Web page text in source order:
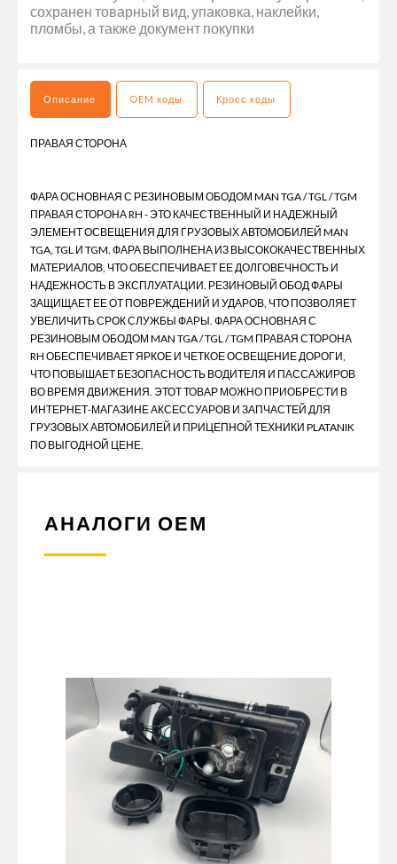
сохранен товарный вид, упаковка, наклейки,
пломбы, а также документ покупки
Описание OEM коды Кросс коды
ПРАВАЯ СТОРОНА
ФАРА ОСНОВНАЯ С РЕЗИНОВЫМ ОБОДОМ MAN TGA / TGL / TGM
ПРАВАЯ СТОРОНА RH - ЭТО КАЧЕСТВЕННЫЙ И НАДЕЖНЫЙ
ЭЛЕМЕНТ ОСВЕЩЕНИЯ ДЛЯ ГРУЗОВЫХ АВТОМОБИЛЕЙ MAN
TGA, TGL И TGM. ФАРА ВЫПОЛНЕНА ИЗ ВЫСОКОКАЧЕСТВЕННЫХ
МАТЕРИАЛОВ, ЧТО ОБЕСПЕЧИВАЕТ ЕЕ ДОЛГОВЕЧНОСТЬ И
НАДЕЖНОСТЬ В ЭКСПЛУАТАЦИИ. РЕЗИНОВЫЙ ОБОД ФАРЫ
ЗАЩИЩАЕТ ЕЕ ОТ ПОВРЕЖДЕНИЙ И УДАРОВ, ЧТО ПОЗВОЛЯЕТ
УВЕЛИЧИТЬ СРОК СЛУЖБЫ ФАРЫ. ФАРА ОСНОВНАЯ С
РЕЗИНОВЫМ ОБОДОМ MAN TGA / TGL / TGM ПРАВАЯ СТОРОНА
RH ОБЕСПЕЧИВАЕТ ЯРКОЕ И ЧЕТКОЕ ОСВЕЩЕНИЕ ДОРОГИ,
ЧТО ПОВЫШАЕТ БЕЗОПАСНОСТЬ ВОДИТЕЛЯ И ПАССАЖИРОВ
ВО ВРЕМЯ ДВИЖЕНИЯ. ЭТОТ ТОВАР МОЖНО ПРИОБРЕСТИ В
ИНТЕРНЕТ-МАГАЗИНЕ АКСЕССУАРОВ И ЗАПЧАСТЕЙ ДЛЯ
ГРУЗОВЫХ АВТОМОБИЛЕЙ И ПРИЦЕПНОЙ ТЕХНИКИ PLATANIK
ПО ВЫГОДНОЙ ЦЕНЕ.
АНАЛОГИ ОЕМ